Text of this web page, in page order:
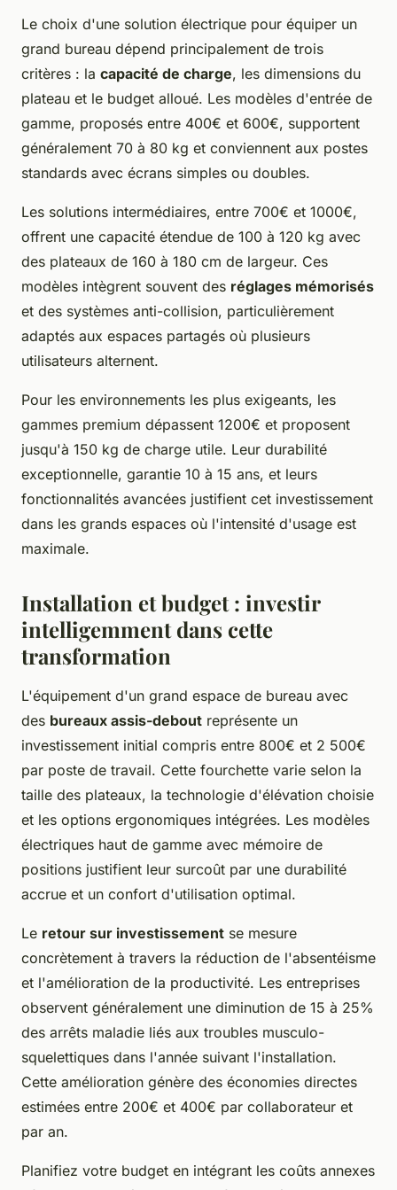
Le choix d'une solution électrique pour équiper un
grand bureau dépend principalement de trois
critères : la capacité de charge, les dimensions du
plateau et le budget alloué. Les modèles d'entrée de
gamme, proposés entre 400€ et 600€, supportent
généralement 70 à 80 kg et conviennent aux postes
standards avec écrans simples ou doubles.
Les solutions intermédiaires, entre 700€ et 1000€,
offrent une capacité étendue de 100 à 120 kg avec
des plateaux de 160 à 180 cm de largeur. Ces
modèles intègrent souvent des réglages mémorisés
et des systèmes anti-collision, particulièrement
adaptés aux espaces partagés où plusieurs
utilisateurs alternent.
Pour les environnements les plus exigeants, les
gammes premium dépassent 1200€ et proposent
jusqu'à 150 kg de charge utile. Leur durabilité
exceptionnelle, garantie 10 à 15 ans, et leurs
fonctionnalités avancées justifient cet investissement
dans les grands espaces où l'intensité d'usage est
maximale.
Installation et budget : investir
intelligemment dans cette
transformation
L'équipement d'un grand espace de bureau avec
des bureaux assis-debout représente un
investissement initial compris entre 800€ et 2 500€
par poste de travail. Cette fourchette varie selon la
taille des plateaux, la technologie d'élévation choisie
et les options ergonomiques intégrées. Les modèles
électriques haut de gamme avec mémoire de
positions justifient leur surcoût par une durabilité
accrue et un confort d'utilisation optimal.
Le retour sur investissement se mesure
concrètement à travers la réduction de l'absentéisme
et l'amélioration de la productivité. Les entreprises
observent généralement une diminution de 15 à 25%
des arrêts maladie liés aux troubles musculo-
squelettiques dans l'année suivant l'installation.
Cette amélioration génère des économies directes
estimées entre 200€ et 400€ par collaborateur et
par an.
Planifiez votre budget en intégrant les coûts annexes